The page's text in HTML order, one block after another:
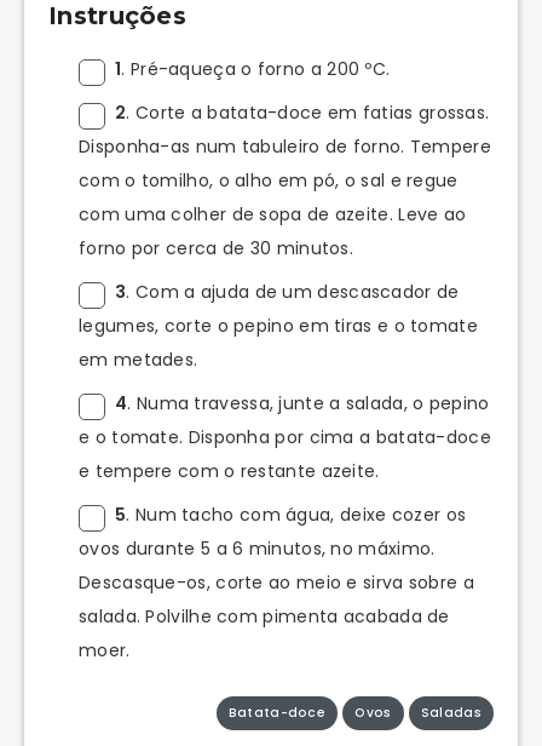
Instruções
1. Pré-aqueça o forno a 200 ºC.
2. Corte a batata-doce em fatias grossas.
Disponha-as num tabuleiro de forno. Tempere
com o tomilho, o alho em pó, o sal e regue
com uma colher de sopa de azeite. Leve ao
forno por cerca de 30 minutos.
3. Com a ajuda de um descascador de
legumes, corte o pepino em tiras e o tomate
em metades.
4. Numa travessa, junte a salada, o pepino
e o tomate. Disponha por cima a batata-doce
e tempere com o restante azeite.
5. Num tacho com água, deixe cozer os
ovos durante 5 a 6 minutos, no máximo.
Descasque-os, corte ao meio e sirva sobre a
salada. Polvilhe com pimenta acabada de
moer.
Batata-doce Ovos Saladas